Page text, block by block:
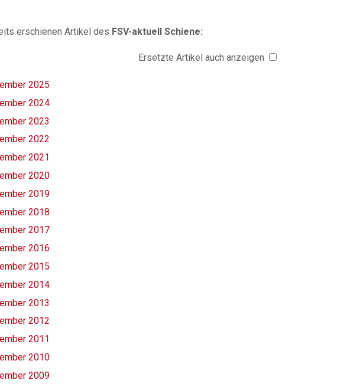
erschienen Artikel des FSV-aktuell Schiene:
Ersetzte Artikel auch anzeigen
2025
2024
2023
2022
2021
2020
2019
2018
2017
2016
2015
2014
2013
2012
2011
2010
2009